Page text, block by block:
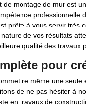
de montage de mur est
professionnelle
prête à vous servir très
de vos résultats
qualité des travaux
pour
même une
de ne pas hésiter à
en travaux de